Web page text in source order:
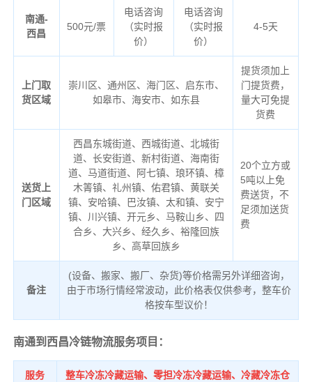
南通-
西昌
500元/票
电话咨询
（实时报
价）
电话咨询
（实时报
价）
4-5天
上门取
货区域
崇川区、通州区、海门区、启东市、
如皋市、海安市、如东县
提货须加上
门提货费，
量大可免提
货费
送货上
门区域
西昌东城街道、西城街道、北城街
道、长安街道、新村街道、海南街
道、马道街道、阿七镇、琅环镇、樟
木箐镇、礼州镇、佑君镇、黄联关
镇、安哈镇、巴汝镇、太和镇、安宁
镇、川兴镇、开元乡、马鞍山乡、四
合乡、大兴乡、经久乡、裕隆回族
乡、高草回族乡
20个立方或
5吨以上免
费送货，不
足须加送货
费
备注
(设备、搬家、搬厂、杂货)等价格需另外详细咨询，
由于市场行情经常波动，此价格表仅供参考，整车价
格按车型议价！
南通到西昌冷链物流服务项目：
服务
整车冷冻冷藏运输、零担冷冻冷藏运输、冷藏冷冻仓